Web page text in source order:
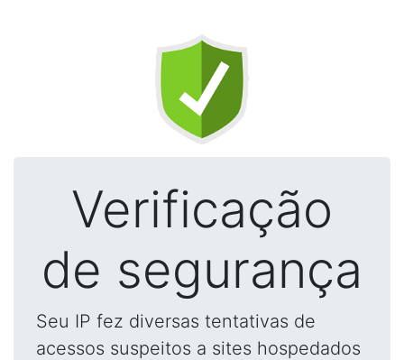
Verificação
de segurança
Seu IP fez diversas tentativas de
acessos suspeitos a sites hospedados